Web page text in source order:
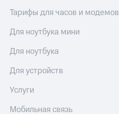
Тарифы для часов и модемов
Для ноутбука мини
Для ноутбука
Для устройств
Услуги
Мобильная связь